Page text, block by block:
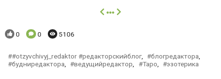
далее
Понравилось:
0 Комментариев:
0 Просмотров:
5106
#otzyvchivyj_redaktor #редакторскийблог, блогредактора,
будниредактора, ведущийредактор, Таро, эзотерика